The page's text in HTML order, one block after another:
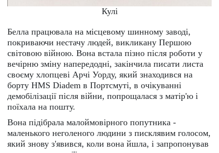
Кулі
Белла працювала на місцевому шинному заводі,
покриваючи нестачу людей, викликану Першою
світовою війною. Вона встала пізно після роботи у
вечірню зміну напередодні, закінчила писати листа
своєму хлопцеві Арчі Уорду, який знаходився на
борту HMS Diadem в Портсмуті, в очікуванні
демобілізації після війни, попрощалася з матір'ю і
поїхала на пошту.
Вона підібрала малоймовірного попутника -
маленького неголеного людини з писклявим голосом,
який знову з'явився, коли вона йшла, і запропонував